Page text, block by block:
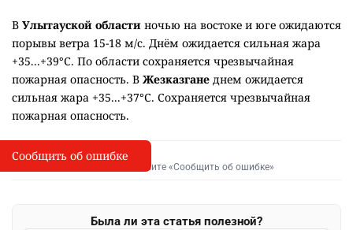
В Улытауской области ночью на востоке и юге ожидаются
порывы ветра 15-18 м/с. Днём ожидается сильная жара
+35...+39°C. По области сохраняется чрезвычайная
пожарная опасность. В Жезказгане днем ожидается
сильная жара +35...+37°C. Сохраняется чрезвычайная
пожарная опасность.
I
Сообщить об опечатке
Выделите фрагмент и нажмите «Сообщить об ошибке»
Была ли эта статья полезной?
Сообщить об ошибке